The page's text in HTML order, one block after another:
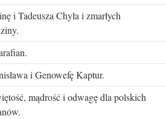
i Tadeusza Chyła i zmarłych
i Genowefę Kaptur.
mądrość i odwagę dla polskich